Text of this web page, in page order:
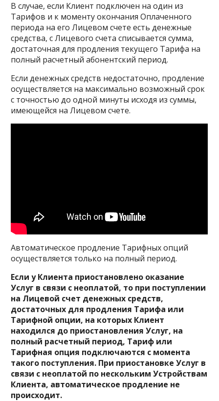
В случае, если Клиент подключен на один из
Тарифов и к моменту окончания Оплаченного
периода на его Лицевом счете есть денежные
средства, с Лицевого счета списывается сумма,
достаточная для продления текущего Тарифа на
полный расчетный абонентский период.
Если денежных средств недостаточно, продление
осуществляется на максимально возможный срок
с точностью до одной минуты исходя из суммы,
имеющейся на Лицевом счете.
Автоматическое продление Тарифных опций
осуществляется только на полный период.
Если у Клиента приостановлено оказание
Услуг в связи с неоплатой, то при поступлении
на Лицевой счет денежных средств,
достаточных для продления Тарифа или
Тарифной опции, на которых Клиент
находился до приостановления Услуг, на
полный расчетный период, Тариф или
Тарифная опция подключаются с момента
такого поступления. При приостановке Услуг в
связи с неоплатой по нескольким Устройствам
Клиента, автоматическое продление не
происходит.